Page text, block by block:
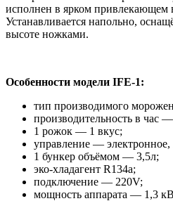
исполнен в ярком привлекающем
Устанавливается напольно,
высоте ножками.
Особенности модели IFE-1:
тип производимого
производительность в час
1 рожок — 1 вкус;
управление —
1 бункер объёмом — 3,5л;
эко-хладагент R134a;
подключение — 220V;
мощность аппарата — 1,3